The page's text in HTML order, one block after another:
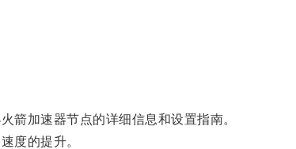
加速器节点的详细信息和设置指南。
度的提升。